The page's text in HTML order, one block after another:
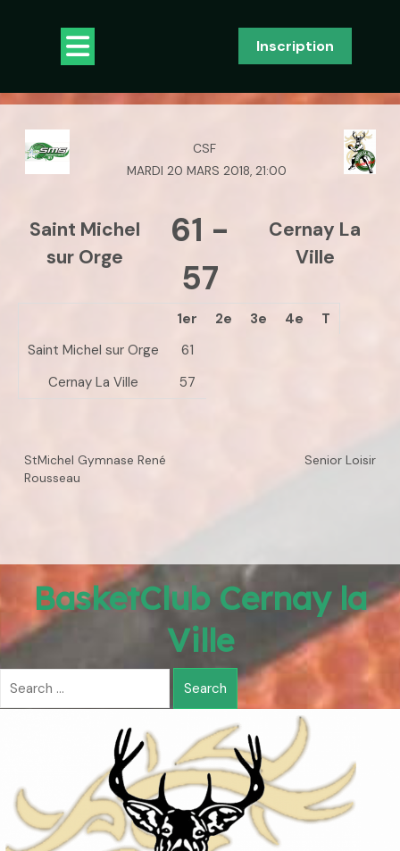
Button
Inscription
CSF
MARDI 20 MARS 2018, 21:00
Saint Michel
sur Orge
61 -
57
Cernay La
Ville
1er 2e 3e 4e
T
Saint Michel sur Orge
61
Cernay La Ville
57
StMichel Gymnase René
Rousseau
Senior Loisir
BasketClub Cernay la
Ville
Search